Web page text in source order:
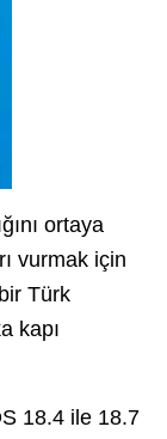
ortaya
vurmak için
Türk
kapı
18.4 ile 18.7